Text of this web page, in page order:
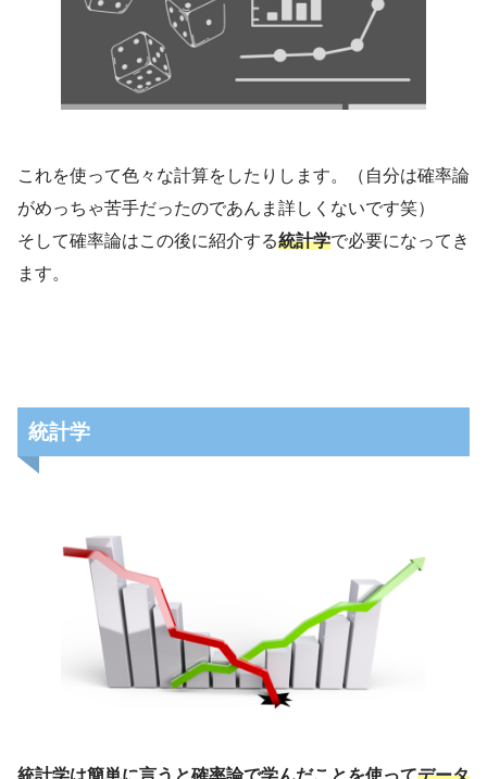
これを使って色々な計算をしたりします。（自分は確率論
がめっちゃ苦手だったのであんま詳しくないです笑）
そして確率論はこの後に紹介する統計学で必要になってき
ます。
統計学
統計学は簡単に言うと確率論で学んだことを使ってデータ